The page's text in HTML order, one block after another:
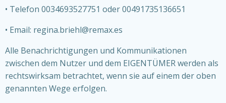
• Telefon 0034693527751 oder 00491735136651
• Email: regina.briehl@remax.es
Alle Benachrichtigungen und Kommunikationen
zwischen dem Nutzer und dem EIGENTÜMER werden als
rechtswirksam betrachtet, wenn sie auf einem der oben
genannten Wege erfolgen.